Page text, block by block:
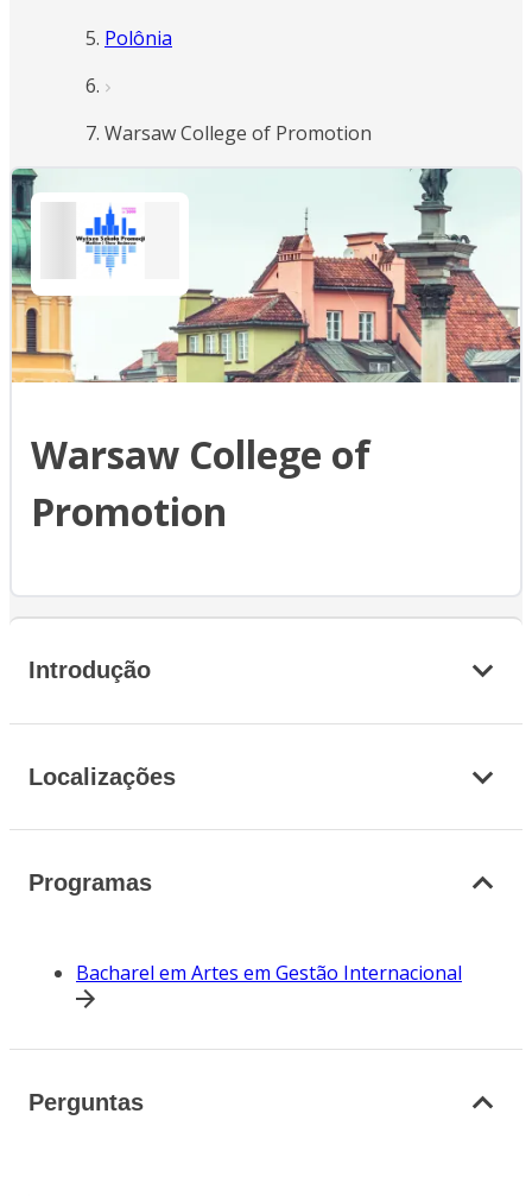
Polônia
Warsaw College of Promotion
Warsaw College of
Promotion
Introdução
Localizações
Programas
Bacharel em Artes em Gestão Internacional
Perguntas